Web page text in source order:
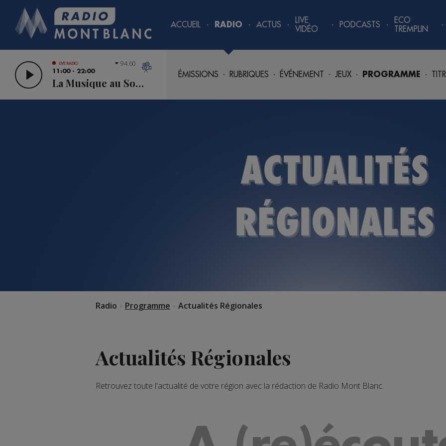
ACCUEIL RADIO
ÉMISSIONS RUBRIQUES ÉVÉNEMENT JEUX PROGRAMME
ACTUS
LIVE
VIDÉO
PODCASTS
ECO
TREMPLIN
LIVE RADIO
11:00 - 22:00
La Musique au Sommet
94.60
Radio Programme Actualités Régionales
Actualités Régionales
Retrouvez toute l'actualité de votre région avec la rédaction de Radio Mont Blanc.